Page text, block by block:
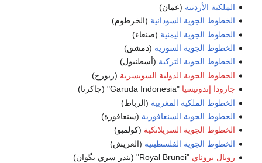
الملكية الأردنية (عمان)
الخطوط الجوية السودانية (الخرطوم)
الخطوط الجوية اليمنية (صنعاء)
الخطوط الجوية السورية (دمشق)
الخطوط الجوية التركية (أسطنبول)
الخطوط الجوية الدولية السويسرية (زيورخ)
جارودا إندونيسيا "Garuda Indonesia" (جاكرتا)
الخطوط الملكية المغربية (الرباط)
الخطوط الجوية السنغافورية (سنغافورة)
الخطوط الجوية السريلانكية (كولمبو)
الخطوط الجوية الفلسطينية (العريش)
رويال بروناي "Royal Brunei" (بندر سري بگوان)